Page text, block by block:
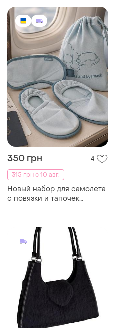
350 грн
4
315 грн с 10 авг.
Новый набор для самолета
с повязки и тапочек